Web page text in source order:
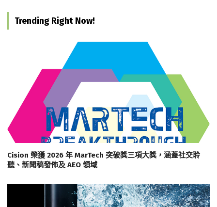
Trending Right Now!
Cision 榮獲 2026 年 MarTech 突破獎三項大獎，涵蓋社交聆
聽、新聞稿發佈及 AEO 領域